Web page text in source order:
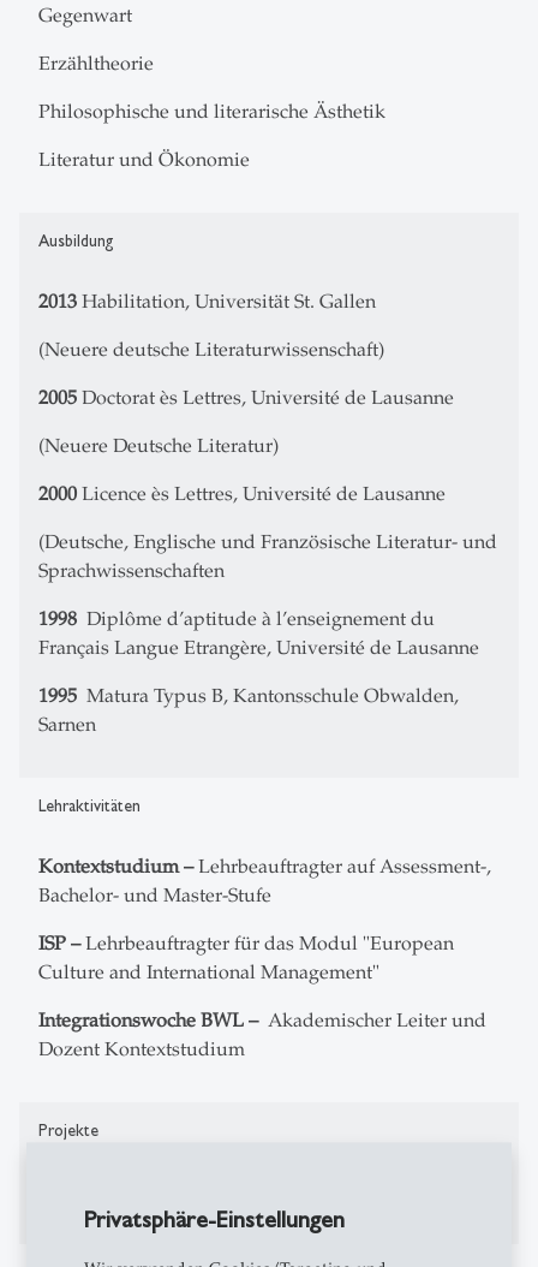
Privatsphäre-Einstellungen
Gegenwart
Erzähltheorie
Philosophische und literarische Ästhetik
Literatur und Ökonomie
Ausbildung
2013 Habilitation, Universität St. Gallen
(Neuere deutsche Literaturwissenschaft)
2005 Doctorat ès Lettres, Université de Lausanne
(Neuere Deutsche Literatur)
2000 Licence ès Lettres, Université de Lausanne
(Deutsche, Englische und Französische Literatur- und
Sprachwissenschaften
1998 Diplôme d’aptitude à l’enseignement du
Français Langue Etrangère, Université de Lausanne
1995 Matura Typus B, Kantonsschule Obwalden,
Sarnen
Lehraktivitäten
Kontextstudium –Lehrbeauftragter auf Assessment-,
Bachelor- und Master-Stufe
ISP –Lehrbeauftragter für das Modul "European
Culture and International Management"
Integrationswoche BWL – Akademischer Leiter und
Dozent Kontextstudium
Projekte